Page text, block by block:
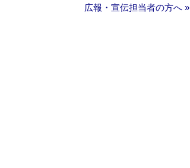
広報・宣伝担当者の方へ »